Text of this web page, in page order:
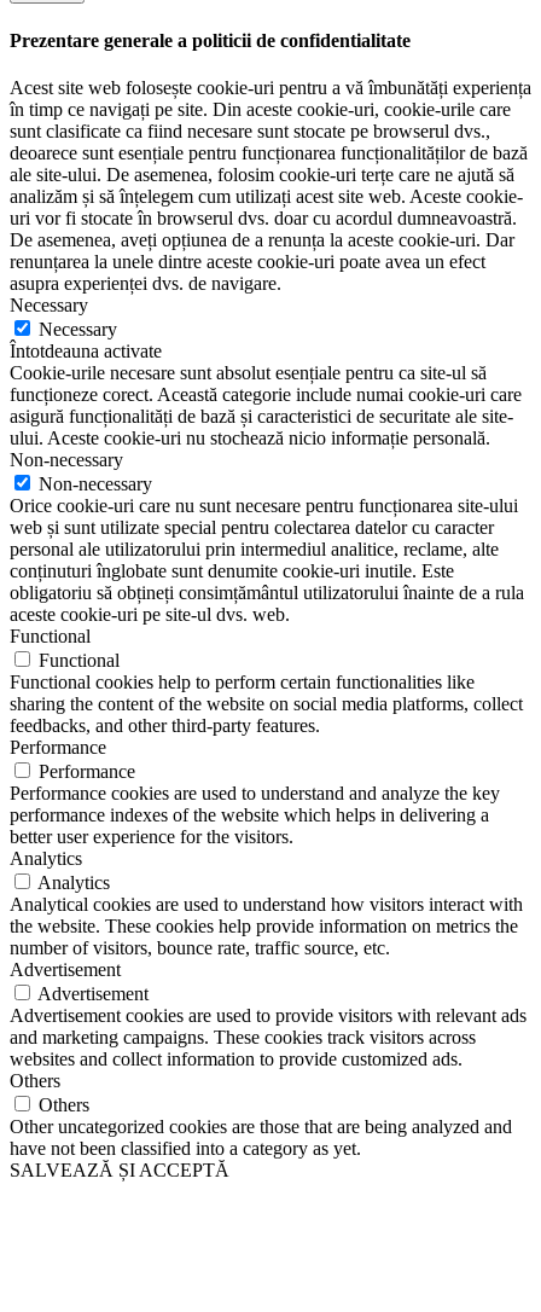
Prezentare generale a politicii de confidentialitate
Acest site web folosește cookie-uri pentru a vă îmbunătăți experiența
în timp ce navigați pe site. Din aceste cookie-uri, cookie-urile care
sunt clasificate ca fiind necesare sunt stocate pe browserul dvs.,
deoarece sunt esențiale pentru funcționarea funcționalităților de bază
ale site-ului. De asemenea, folosim cookie-uri terțe care ne ajută să
analizăm și să înțelegem cum utilizați acest site web. Aceste cookie-
uri vor fi stocate în browserul dvs. doar cu acordul dumneavoastră.
De asemenea, aveți opțiunea de a renunța la aceste cookie-uri. Dar
renunțarea la unele dintre aceste cookie-uri poate avea un efect
asupra experienței dvs. de navigare.
Necessary
Necessary
Întotdeauna activate
Cookie-urile necesare sunt absolut esențiale pentru ca site-ul să
funcționeze corect. Această categorie include numai cookie-uri care
asigură funcționalități de bază și caracteristici de securitate ale site-
ului. Aceste cookie-uri nu stochează nicio informație personală.
Non-necessary
Non-necessary
Orice cookie-uri care nu sunt necesare pentru funcționarea site-ului
web și sunt utilizate special pentru colectarea datelor cu caracter
personal ale utilizatorului prin intermediul analitice, reclame, alte
conținuturi înglobate sunt denumite cookie-uri inutile. Este
obligatoriu să obțineți consimțământul utilizatorului înainte de a rula
aceste cookie-uri pe site-ul dvs. web.
Functional
Functional
Functional cookies help to perform certain functionalities like
sharing the content of the website on social media platforms, collect
feedbacks, and other third-party features.
Performance
Performance
Performance cookies are used to understand and analyze the key
performance indexes of the website which helps in delivering a
better user experience for the visitors.
Analytics
Analytics
Analytical cookies are used to understand how visitors interact with
the website. These cookies help provide information on metrics the
number of visitors, bounce rate, traffic source, etc.
Advertisement
Advertisement
Advertisement cookies are used to provide visitors with relevant ads
and marketing campaigns. These cookies track visitors across
websites and collect information to provide customized ads.
Others
Others
Other uncategorized cookies are those that are being analyzed and
have not been classified into a category as yet.
SALVEAZĂ ȘI ACCEPTĂ